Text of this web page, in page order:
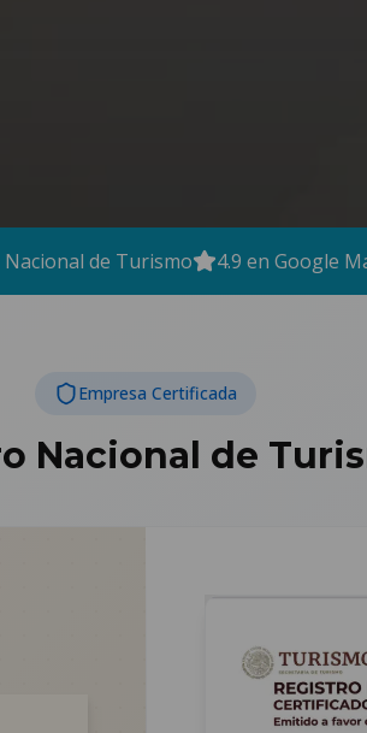
de Turismo 4.9 en Google
Empresa Certificada
Nacional de